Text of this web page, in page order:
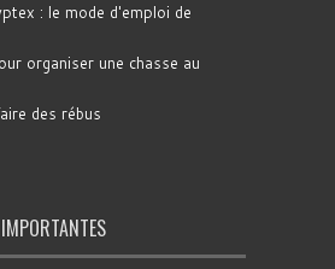
: le mode d'emploi de
organiser une chasse au
des rébus